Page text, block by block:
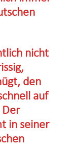
nicht
den
auf
Der
in seiner